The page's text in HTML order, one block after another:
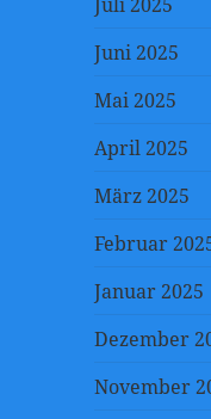
Juni 2025
Mai 2025
April 2025
März 2025
Februar
Januar 2025
Dezember
November